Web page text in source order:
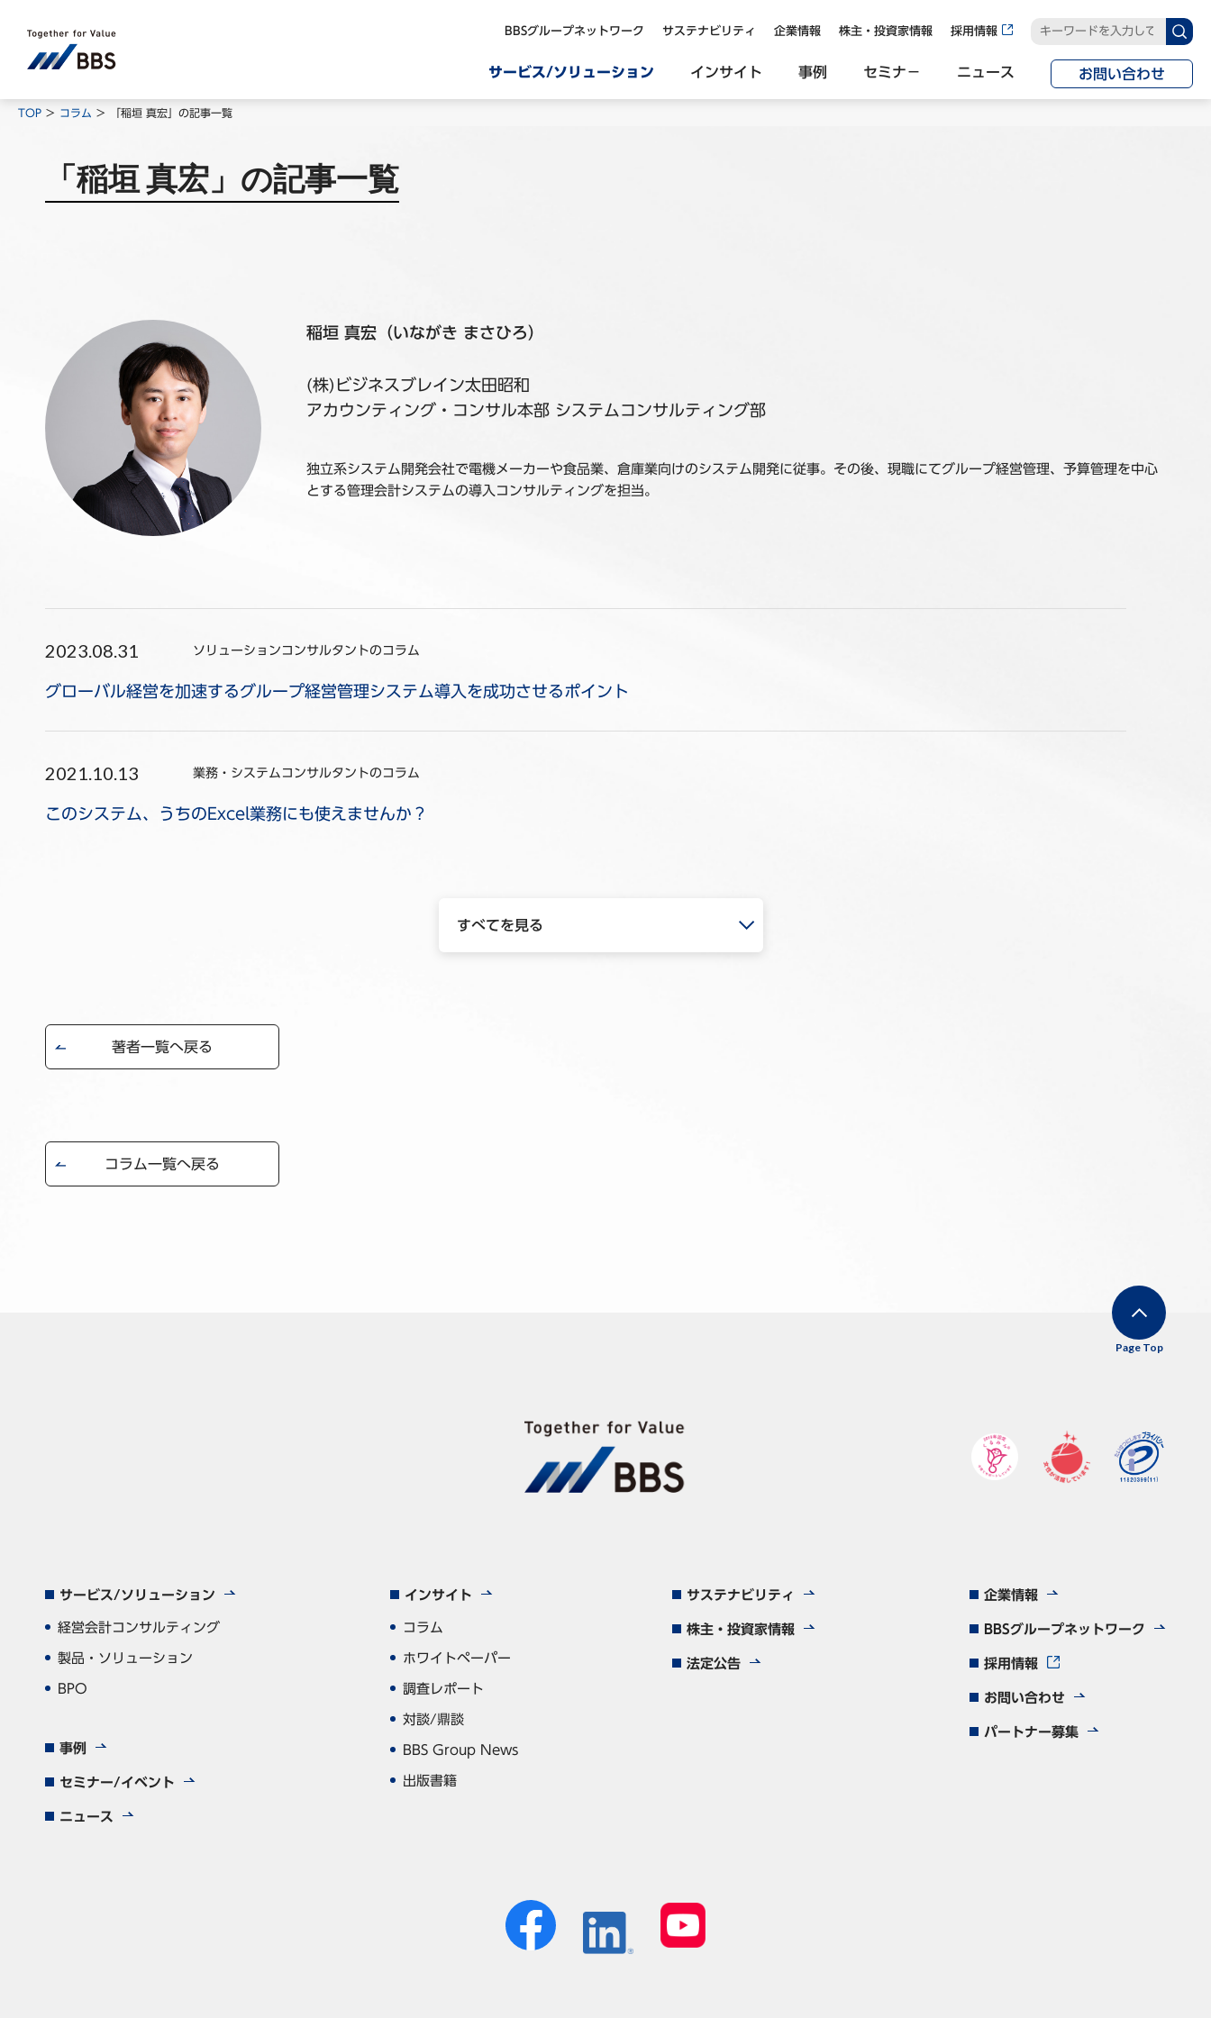
BBSグループネットワーク サステナビリティ 企業情報 株主・投資家情報 採用情報
サービス/ソリューション インサイト 事例 セミナ− ニュース お問い合わせ
TOP コラム 「稲垣 真宏」の記事一覧
「稲垣 真宏」の記事一覧
稲垣 真宏（いながき まさひろ）
(株)ビジネスブレイン太田昭和
アカウンティング・コンサル本部 システムコンサルティング部
独立系システム開発会社で電機メーカーや食品業、倉庫業向けのシステム開発に従事。その後、現職にてグループ経営管理、予算管理を中心
とする管理会計システムの導入コンサルティングを担当。
2023.08.31 ソリューションコンサルタントのコラム
グローバル経営を加速するグループ経営管理システム導入を成功させるポイント
2021.10.13 業務・システムコンサルタントのコラム
このシステム、うちのExcel業務にも使えませんか？
すべてを見る
著者一覧へ戻る
コラム一覧へ戻る
サービス/ソリューション
経営会計コンサルティング
製品・ソリューション
BPO
事例
セミナー/イベント
ニュース
インサイト
コラム
ホワイトペーパー
調査レポート
対談/鼎談
BBS Group News
出版書籍
サステナビリティ
株主・投資家情報
法定公告
企業情報
BBSグループネットワーク
採用情報
お問い合わせ
パートナー募集
Page Top